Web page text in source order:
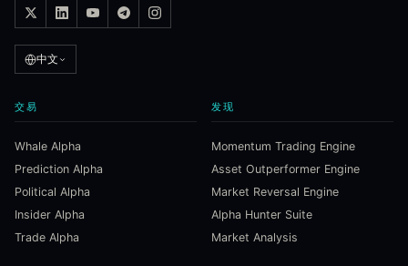
中文
交易
Whale Alpha
Prediction Alpha
Political Alpha
Insider Alpha
Trade Alpha
发现
Momentum Trading Engine
Asset Outperformer Engine
Market Reversal Engine
Alpha Hunter Suite
Market Analysis